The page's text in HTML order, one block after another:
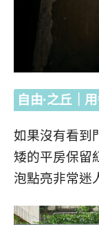
自由·之丘｜
如果沒有看到
矮的平房保留
泡點亮非常迷